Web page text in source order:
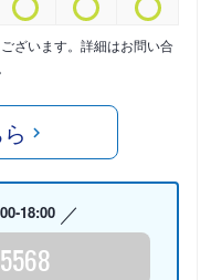
ざいます。詳細はお問い合
18:00